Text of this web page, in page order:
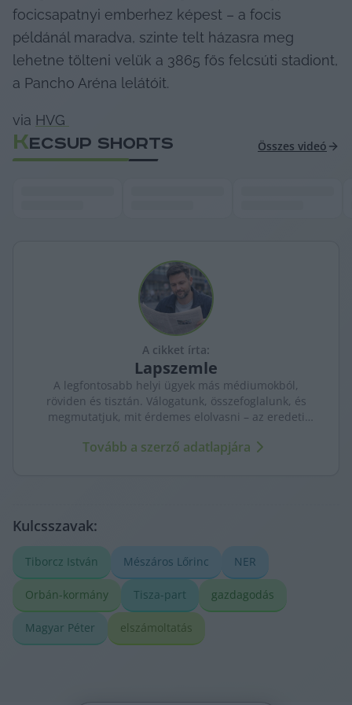
focicsapatnyi emberhez képest – a focis
példánál maradva, szinte telt házasra meg
lehetne tölteni velük a 3865 fős felcsúti stadiont,
a Pancho Aréna lelátóit.
via HVG
KECSUP SHORTS Összes videó
A cikket írta:
Lapszemle
A legfontosabb helyi ügyek más médiumokból,
röviden és tisztán. Válogatunk, összefoglalunk, és
megmutatjuk, mit érdemes elolvasni – az eredeti
Tovább a szerző adatlapjára
Kulcsszavak:
Tiborcz István Mészáros Lőrinc NER
Orbán-kormány Tisza-part gazdagodás
Magyar Péter elszámoltatás